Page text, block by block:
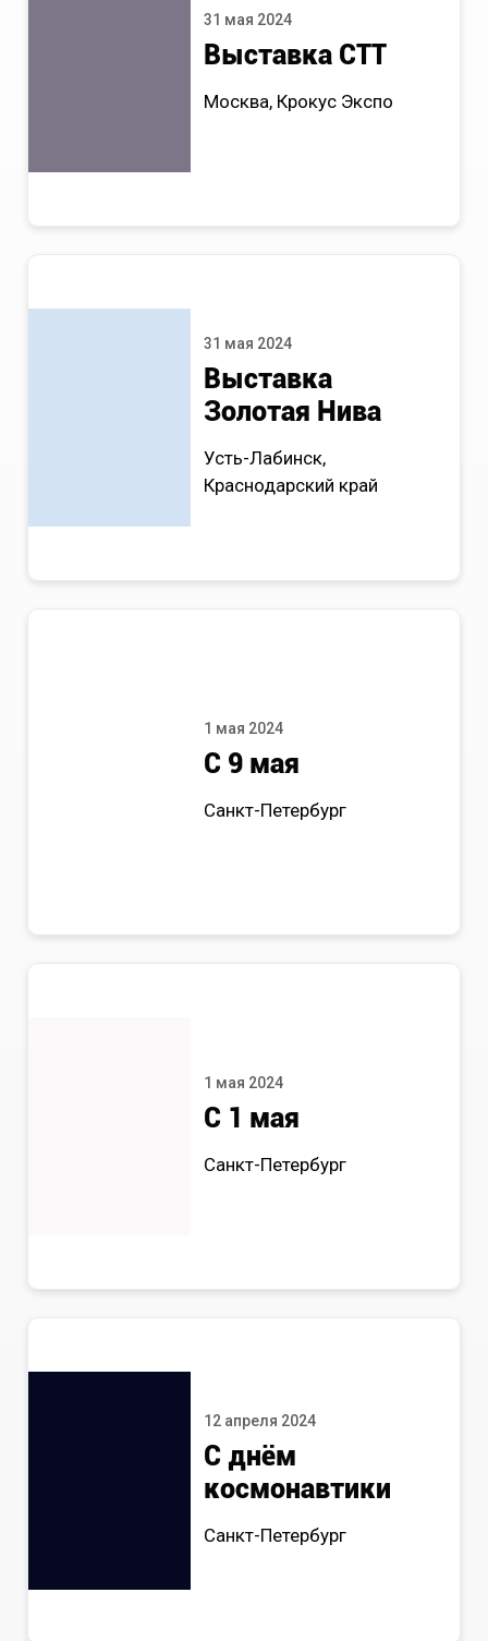
31 мая 2024
Выставка СТТ
Москва, Крокус Экспо
31 мая 2024
Выставка
Золотая Нива
Усть-Лабинск,
Краснодарский край
1 мая 2024
С 9 мая
Санкт-Петербург
1 мая 2024
С 1 мая
Санкт-Петербург
12 апреля 2024
С днём
космонавтики
Санкт-Петербург